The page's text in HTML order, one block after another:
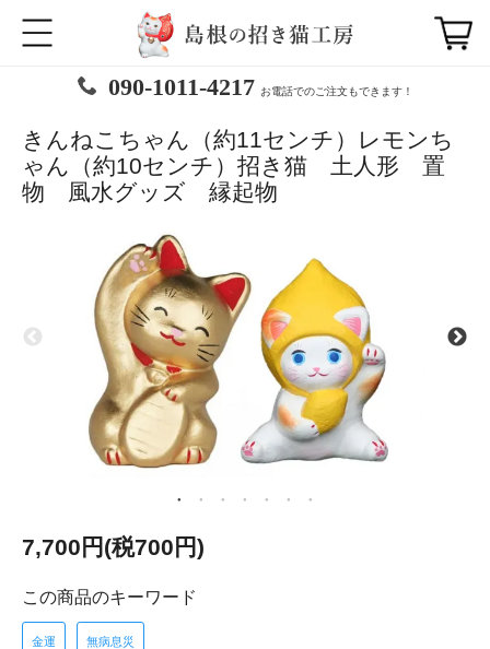
090-1011-4217 お電話でのご注文もできます！
きんねこちゃん（約11センチ）レモンち
ゃん（約10センチ）招き猫 土人形 置
物 風水グッズ 縁起物
7,700円(税700円)
この商品のキーワード
金運 無病息災